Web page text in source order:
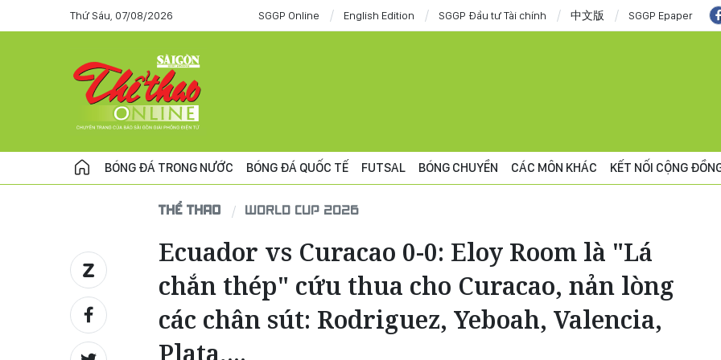
Thứ Sáu, 07/08/2026 SGGP Online English Edition SGGP Đầu tư Tài chính 中文版 SGGP Epaper
BÓNG ĐÁ TRONG NƯỚC BÓNG ĐÁ QUỐC TẾ FUTSAL BÓNG CHUYỀN CÁC MÔN KHÁC KẾT NỐI CỘNG
THỂ THAO WORLD CUP 2026
Ecuador vs Curacao 0-0: Eloy Room là "Lá
chắn thép" cứu thua cho Curacao, nản lòng
các chân sút: Rodriguez, Yeboah, Valencia,
Plata,...